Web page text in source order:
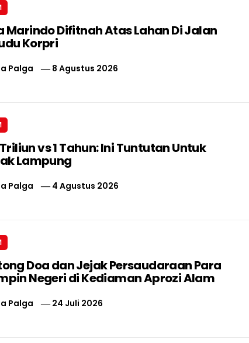
Marindo Difitnah Atas Lahan Di Jalan
Korpri
Palga 8 Agustus 2026
Triliun vs 1 Tahun: Ini Tuntutan Untuk
Lampung
Palga 4 Agustus 2026
Doa dan Jejak Persaudaraan Para
Negeri di Kediaman Aprozi Alam
Palga 24 Juli 2026